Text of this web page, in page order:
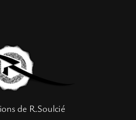
de R.Soulcié